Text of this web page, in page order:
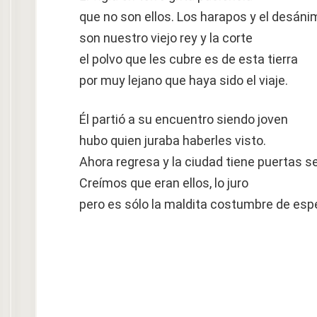
que no son ellos. Los harapos y el
son nuestro viejo rey y la corte
el polvo que les cubre es de esta tierra
por muy lejano que haya sido el viaje.
Él partió a su encuentro siendo joven
hubo quien juraba haberles visto.
Ahora regresa y la ciudad tiene puertas
Creímos que eran ellos, lo juro
pero es sólo la maldita costumbre de